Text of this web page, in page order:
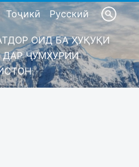
Тоҷикӣ Русский
ОИД БА ҲУҚУҚИ
ҶУМҲУРИИ